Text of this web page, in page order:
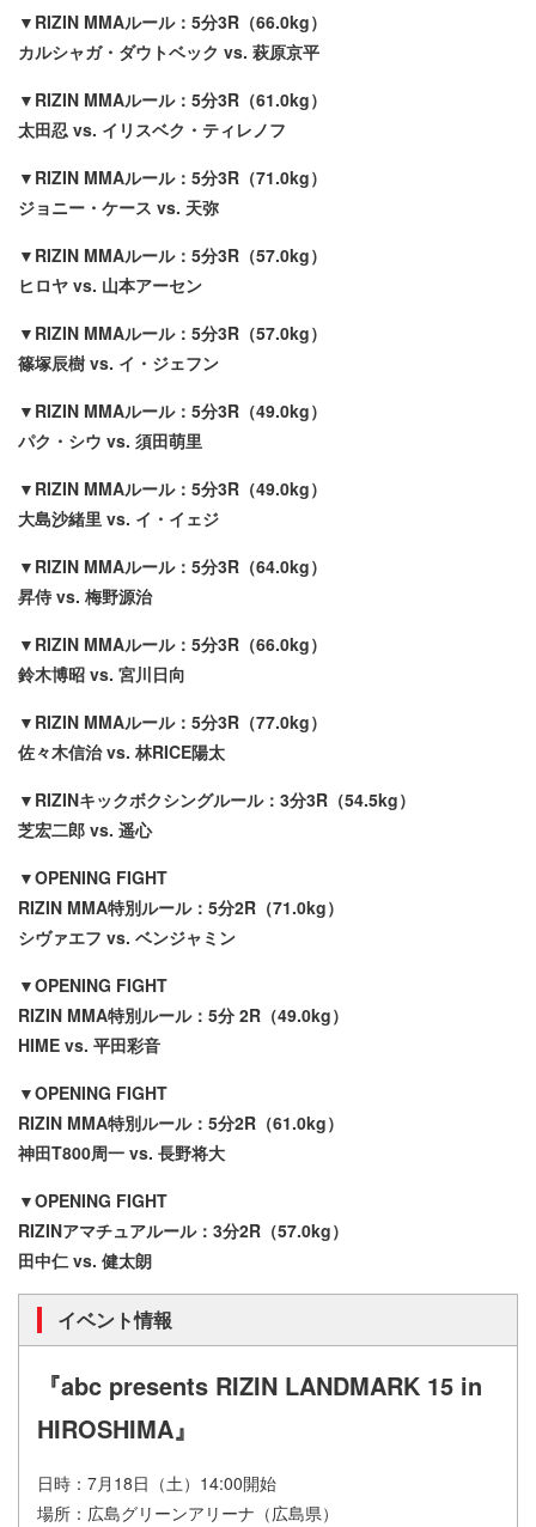
▼RIZIN MMAルール：5分3R（66.0kg）
カルシャガ・ダウトベック vs. 萩原京平
▼RIZIN MMAルール：5分3R（61.0kg）
太田忍 vs. イリスベク・ティレノフ
▼RIZIN MMAルール：5分3R（71.0kg）
ジョニー・ケース vs. 天弥
▼RIZIN MMAルール：5分3R（57.0kg）
ヒロヤ vs. 山本アーセン
▼RIZIN MMAルール：5分3R（57.0kg）
篠塚辰樹 vs. イ・ジェフン
▼RIZIN MMAルール：5分3R（49.0kg）
パク・シウ vs. 須田萌里
▼RIZIN MMAルール：5分3R（49.0kg）
大島沙緒里 vs. イ・イェジ
▼RIZIN MMAルール：5分3R（64.0kg）
昇侍 vs. 梅野源治
▼RIZIN MMAルール：5分3R（66.0kg）
鈴木博昭 vs. 宮川日向
▼RIZIN MMAルール：5分3R（77.0kg）
佐々木信治 vs. 林RICE陽太
▼RIZINキックボクシングルール：3分3R（54.5kg）
芝宏二郎 vs. 遥心
▼OPENING FIGHT
RIZIN MMA特別ルール：5分2R（71.0kg）
シヴァエフ vs. ベンジャミン
▼OPENING FIGHT
RIZIN MMA特別ルール：5分 2R（49.0kg）
HIME vs. 平田彩音
▼OPENING FIGHT
RIZIN MMA特別ルール：5分2R（61.0kg）
神田T800周一 vs. 長野将大
▼OPENING FIGHT
RIZINアマチュアルール：3分2R（57.0kg）
田中仁 vs. 健太朗
イベント情報
『abc presents RIZIN LANDMARK 15 in
HIROSHIMA』
日時：7月18日（土）14:00開始
場所：広島グリーンアリーナ（広島県）